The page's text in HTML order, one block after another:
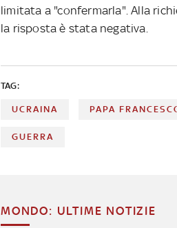
limitata a "confermarla". Alla
la risposta è stata negativa.
TAG:
UCRAINA PAPA
GUERRA
MONDO: ULTIME NOTIZIE